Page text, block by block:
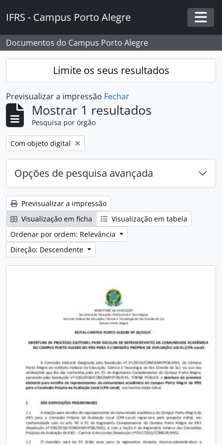
IFRS - Campus Porto Alegre
Documentos do Campus Porto Alegre
Limite os seus resultados
Previsualizar a impressão Fechar
Mostrar 1 resultados
Pesquisa por órgão
Remover filtro:
Com objeto digital
Opções de pesquisa avançada
Previsualizar a impressão
Visualização em ficha
Visualização em tabela
Ordenar por ordem: Relevância
Direção: Descendente